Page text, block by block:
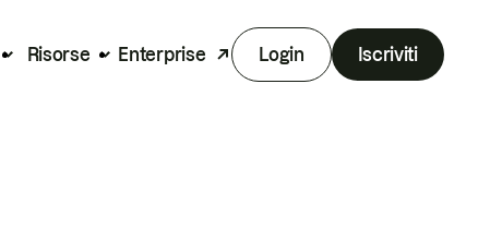
Risorse Enterprise Login Iscriviti